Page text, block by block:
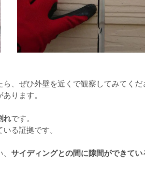
、ぜひ外壁を近くで観察してみてくだ
ります。
れです。
る証拠です。
サイディングとの間に隙間ができてい